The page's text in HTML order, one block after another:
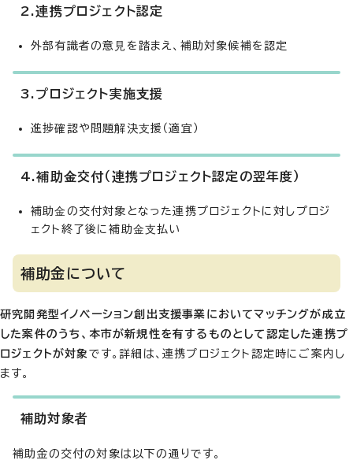
2.連携プロジェクト認定
外部有識者の意⾒を踏まえ、補助対象候補を認定
3.プロジェクト実施⽀援
進捗確認や問題解決⽀援（適宜）
4.補助⾦交付（連携プロジェクト認定の翌年度）
補助⾦の交付対象となった連携プロジェクトに対しプロジ
ェクト終了後に補助⾦⽀払い
補助金について
研究開発型イノベーション創出支援事業においてマッチングが成立
した案件のうち、本市が新規性を有するものとして認定した連携プ
ロジェクトが対象 です。詳細は、連携プロジェクト認定時にご案内し
ます。
補助対象者
補助金の交付の対象は以下の通りです。